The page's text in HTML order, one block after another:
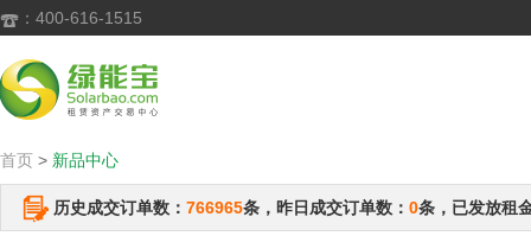
 ：400-616-1515
首页 > 新品中心
历史成交订单数： 766965条，昨日成交订单数： 0条，已发放租